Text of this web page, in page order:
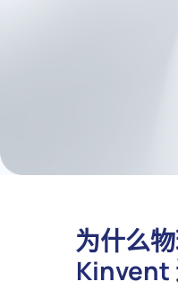
为什么
Kinvent